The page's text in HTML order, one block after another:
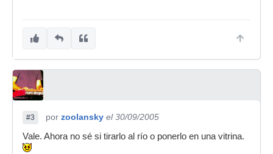
#3 por zoolansky el 30/09/2005
Vale. Ahora no sé si tirarlo al río o ponerlo en una vitrina.